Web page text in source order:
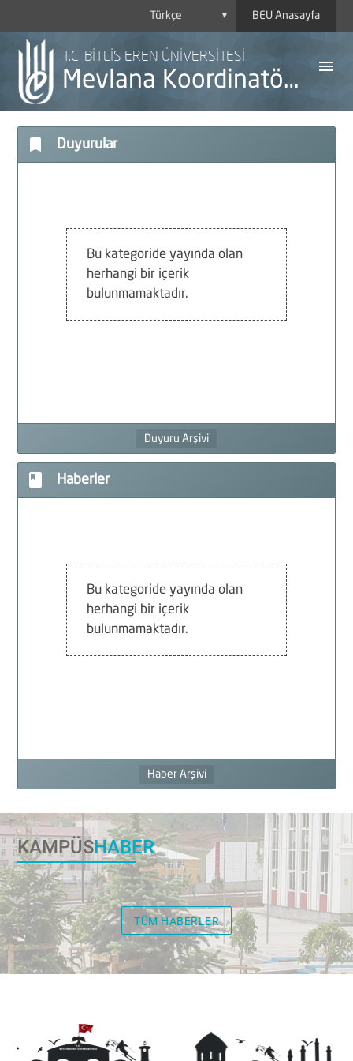
▼ BEU Anasayfa
T.C. BİTLİS EREN ÜNİVERSİTESİ
Mevlana Koordinatörlüğü
menu
bookmark Duyurular
Bu kategoride yayında olan
herhangi bir içerik
bulunmamaktadır.
Duyuru Arşivi
book Haberler
Bu kategoride yayında olan
herhangi bir içerik
bulunmamaktadır.
Haber Arşivi
KAMPÜSHABER
TÜM HABERLER